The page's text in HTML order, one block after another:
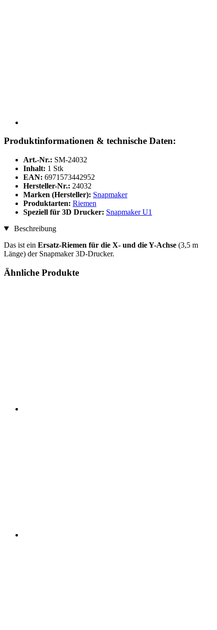
Produktinformationen & technische Daten:
Art.-Nr.: SM-24032
Inhalt: 1 Stk
EAN: 6971573442952
Hersteller-Nr.: 24032
Marken (Hersteller): Snapmaker
Produktarten: Riemen
Speziell für 3D Drucker: Snapmaker U1
Beschreibung
Das ist ein Ersatz-Riemen für die X- und die Y-Achse (3,5 m
Länge) der Snapmaker 3D-Drucker.
Ähnliche Produkte